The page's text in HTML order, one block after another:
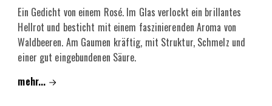
Ein Gedicht von einem Rosé. Im Glas verlockt ein brillantes
Hellrot und besticht mit einem faszinierenden Aroma von
Waldbeeren. Am Gaumen kräftig, mit Struktur, Schmelz und
einer gut eingebundenen Säure.
mehr...